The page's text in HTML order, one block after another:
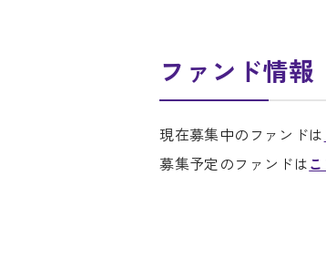
ファンド情報
現在募集中のファンドは
募集予定のファンドは